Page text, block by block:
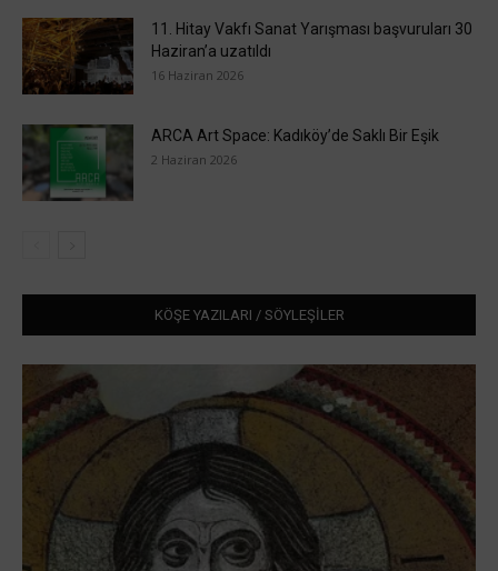
11. Hitay Vakfı Sanat Yarışması başvuruları 30
Haziran’a uzatıldı
16 Haziran 2026
ARCA Art Space: Kadıköy’de Saklı Bir Eşik
2 Haziran 2026
KÖŞE YAZILARI / SÖYLEŞİLER